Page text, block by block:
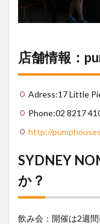
店舗情報：
Adress:17 Little
Phone:02 8217
http://
SYDNEY
か？
飲み会：開催は2週